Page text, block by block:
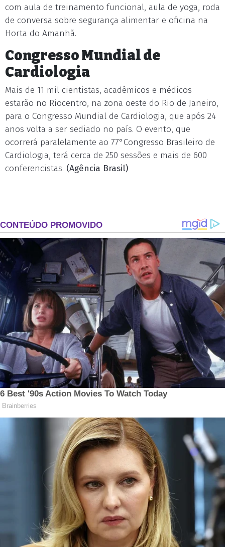
com aula de treinamento funcional, aula de yoga, roda
de conversa sobre segurança alimentar e oficina na
Horta do Amanhã.
Congresso Mundial de
Cardiologia
Mais de 11 mil cientistas, acadêmicos e médicos
estarão no Riocentro, na zona oeste do Rio de Janeiro,
para o Congresso Mundial de Cardiologia, que após 24
anos volta a ser sediado no país. O evento, que
ocorrerá paralelamente ao 77°Congresso Brasileiro de
Cardiologia, terá cerca de 250 sessões e mais de 600
conferencistas. (Agência Brasil)